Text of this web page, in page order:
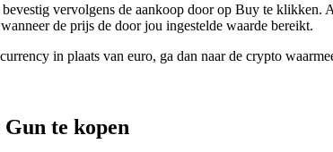
vervolgens de aankoop door op Buy te
de prijs de door jou ingestelde waarde bereikt.
in plaats van euro, ga dan naar de crypto
Gun te kopen